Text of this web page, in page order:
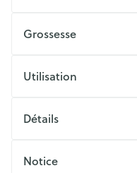
Grossesse
Utilisation
Détails
Notice